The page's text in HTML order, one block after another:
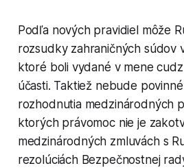
Podľa nových pravidiel môže
rozsudky zahraničných súdov
ktoré boli vydané v mene
účasti. Taktiež nebude
rozhodnutia medzinárodných
ktorých právomoc nie je
medzinárodných zmluvách s
rezolúciách Bezpečnostnej